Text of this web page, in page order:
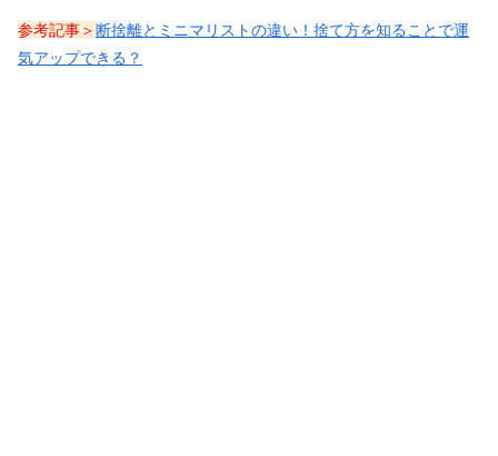
参考記事＞ 断捨離とミニマリストの違い！捨て方を知ることで運
気アップできる？